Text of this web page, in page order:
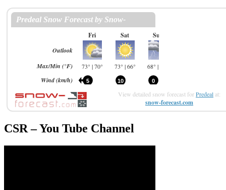
View detailed snow forecast forPredeal at:
snow-forecast.com
CSR – You Tube Channel